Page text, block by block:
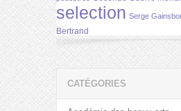
selection Serge
Bertrand
CATÉGORIES